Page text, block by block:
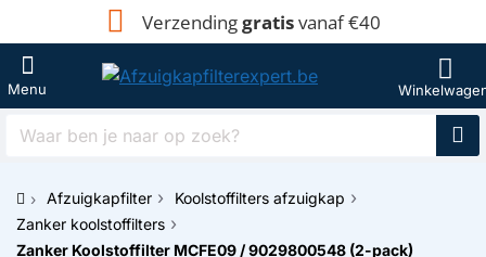
Verzendinggratisvanaf €40
Waar
naar
op
zoek?
h
o
Afzuigkapfilter
Koolstoffilters afzuigkap
Zanker koolstoffilters
Zanker Koolstoffilter MCFE09 / 9029800548 (2-pack)